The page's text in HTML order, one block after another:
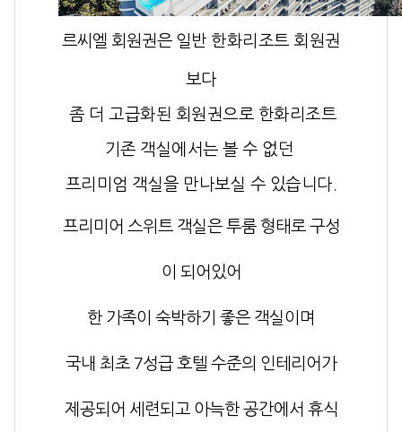
르씨엘 회원권은 일반 한화리조트 회원권
보다
좀 더 고급화된 회원권으로 한화리조트
기존 객실에서는 볼 수 없던
프리미엄 객실을 만나보실 수 있습니다.
프리미어 스위트 객실은 투룸 형태로 구성
이 되어있어
한 가족이 숙박하기 좋은 객실이며
국내 최초 7성급 호텔 수준의 인테리어가
제공되어 세련되고 아늑한 공간에서 휴식